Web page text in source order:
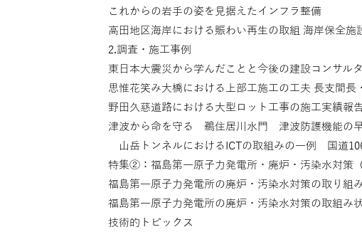
これからの岩手の姿を見据えたインフラ整備
高田地区海岸における賑わい再生の取組 海岸保全施
2.調査・施工事例
東日本大震災から学んだことと今後の建設コンサル
思惟花笑み大橋における上部工施工の工夫 長支間長
野田久慈道路における大型ロット工事の施工実績
津波から命を守る 鵜住居川水門 津波防護機能の
山岳トンネルにおけるICTの取組みの一例 国道
特集②：福島第一原子力発電所・廃炉・汚染水対策（
福島第一原子力発電所の廃炉・汚染水対策の取り
福島第一原子力発電所の廃炉・汚染水対策の取組み
技術的トピックス